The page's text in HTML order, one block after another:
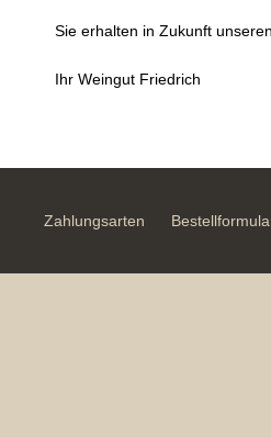
Sie erhalten in Zukunft
Ihr Weingut Friedrich
Zahlungsarten